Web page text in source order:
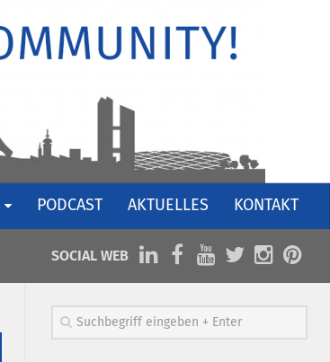
PODCAST AKTUELLES KONTAKT
SOCIAL WEB